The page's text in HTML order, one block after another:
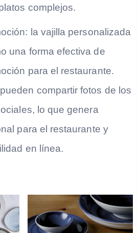
complejos.
la vajilla personalizada
una forma efectiva de
para el restaurante.
compartir fotos de los
lo que genera
para el restaurante y
en línea.